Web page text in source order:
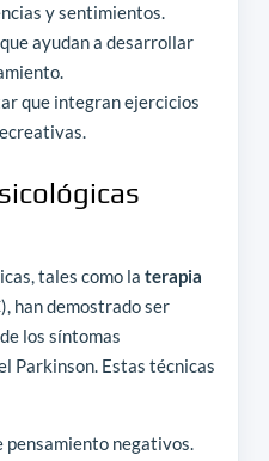
y sentimientos.
ayudan a desarrollar
que integran ejercicios
tales como la terapia
han demostrado ser
los síntomas
Parkinson. Estas técnicas
negativos.